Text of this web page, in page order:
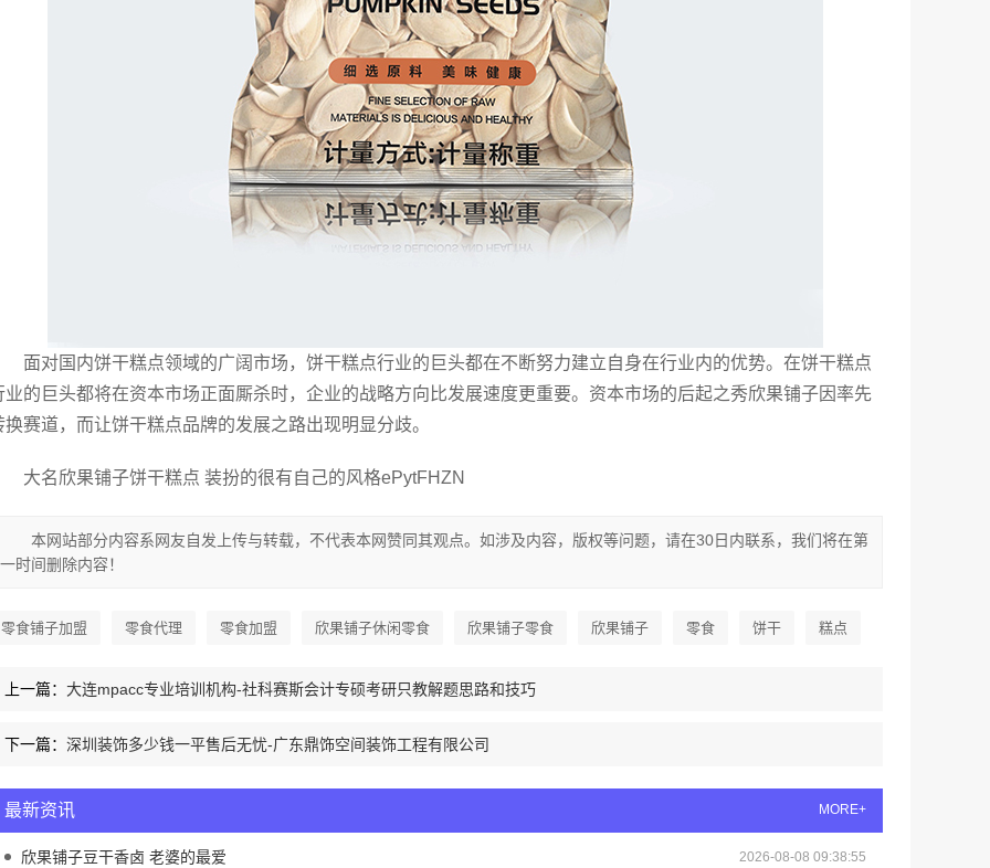
面对国内饼干糕点领域的广阔市场，饼干糕点行业的巨头都在不断努力建立自身在行业内的优势。在饼干糕点
业的巨头都将在资本市场正面厮杀时，企业的战略方向比发展速度更重要。资本市场的后起之秀欣果铺子因率先
换赛道，而让饼干糕点品牌的发展之路出现明显分歧。
大名欣果铺子饼干糕点 装扮的很有自己的风格ePytFHZN
本网站部分内容系网友自发上传与转载，不代表本网赞同其观点。如涉及内容，版权等问题，请在30日内联系，我们将在第
一时间删除内容！
零食铺子加盟 零食代理 零食加盟 欣果铺子休闲零食 欣果铺子零食 欣果铺子 零食 饼干 糕点
上一篇： 大连mpacc专业培训机构-社科赛斯会计专硕考研只教解题思路和技巧
下一篇： 深圳装饰多少钱一平售后无忧-广东鼎饰空间装饰工程有限公司
最新资讯 MORE+
欣果铺子豆干香卤 老婆的最爱 2026-08-08 09:38:55